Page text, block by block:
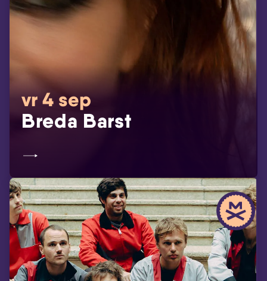
vr 4 sep
Breda Barst